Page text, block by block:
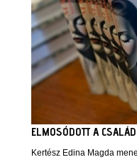
ELMOSÓDOTT A
Kertész Edina Magda